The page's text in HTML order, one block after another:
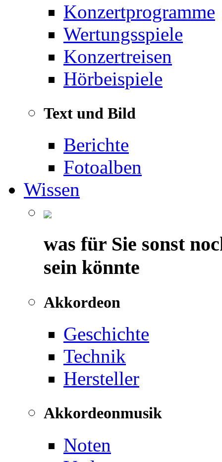
Konzertprogramme
Wertungsspiele
Konzertreisen
Hörbeispiele
Text und Bild
Berichte
Fotoalben
Wissen
was für Sie sonst
sein könnte
Akkordeon
Geschichte
Technik
Hersteller
Akkordeonmusik
Noten